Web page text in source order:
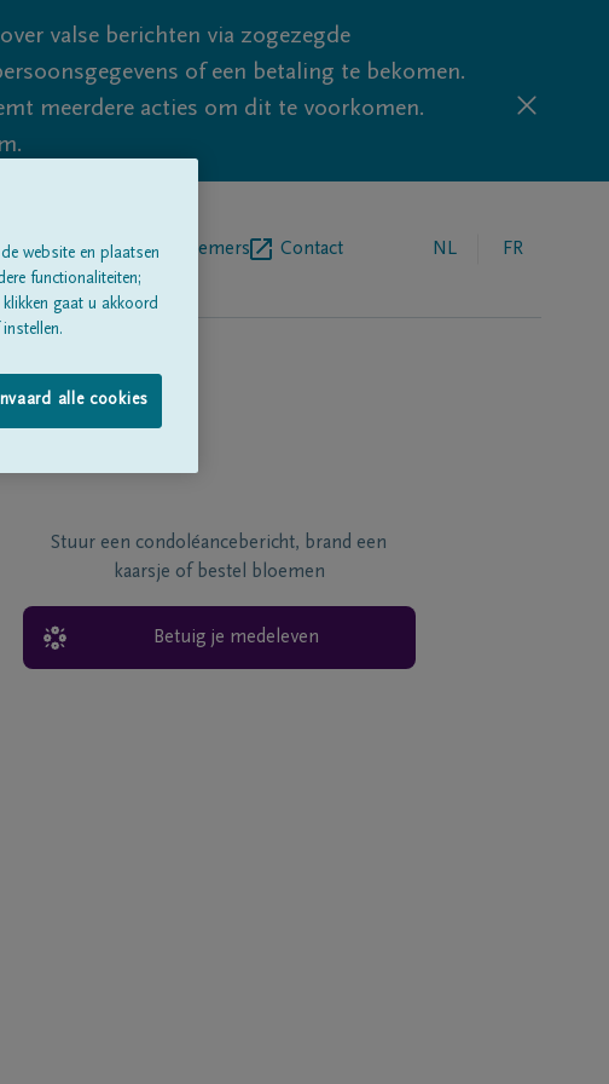
valse berichten via zogezegde
of een betaling te bekomen.
meerdere acties om dit te voorkomen.
onsBegrafenisondernemers Contact NL FR
Stuur een condoléancebericht, brand een
kaarsje of bestel bloemen
Betuig je medeleven
website en plaatsen
functionaliteiten;
gaat u akkoord
alle cookies